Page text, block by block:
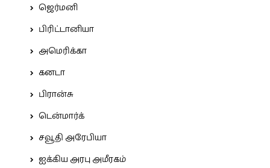
ஜெர்மனி
பிரிட்டானியா
அமெரிக்கா
கனடா
பிரான்சு
டென்மார்க்
சவூதி அரேபியா
ஐக்கிய அரபு அமீரகம்